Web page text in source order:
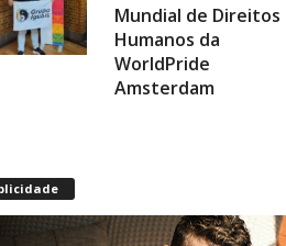
Humanos da
WorldPride
Amsterdam
de racismo,